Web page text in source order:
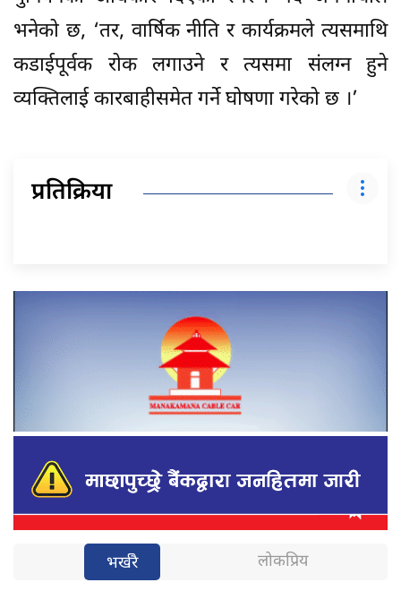
भनेको छ, ‘तर, वार्षिक नीति र कार्यक्रमले त्यसमाथि
कडाईपूर्वक रोक लगाउने र त्यसमा संलग्न हुने
व्यक्तिलाई कारबाहीसमेत गर्ने घोषणा गरेको छ ।’
प्रतिक्रिया
भर्खरै लोकप्रिय